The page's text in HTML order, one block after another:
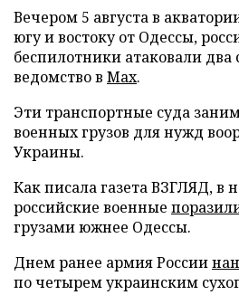
Вечером 5 августа в
югу и востоку от Одессы,
беспилотники атаковали два
ведомство в Max.
Эти транспортные суда
военных грузов для нужд
Украины.
Как писала газета ВЗГЛЯД, в
российские военные
грузами южнее Одессы.
Днем ранее армия России
по четырем украинским